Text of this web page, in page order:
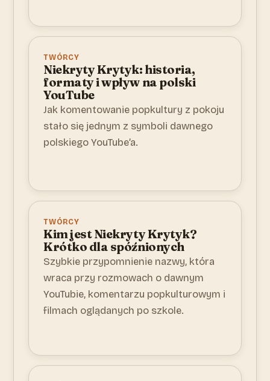
TWÓRCY
Niekryty Krytyk: historia,
formaty i wpływ na polski
YouTube
Jak komentowanie popkultury z pokoju
stało się jednym z symboli dawnego
polskiego YouTube’a.
TWÓRCY
Kim jest Niekryty Krytyk?
Krótko dla spóźnionych
Szybkie przypomnienie nazwy, która
wraca przy rozmowach o dawnym
YouTubie, komentarzu popkulturowym i
filmach oglądanych po szkole.